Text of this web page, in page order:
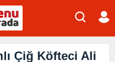
Çiğ Köfteci Ali